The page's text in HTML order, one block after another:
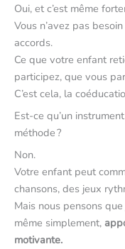
Oui, et c’est même
Vous n’avez pas
accords.
Ce que votre enfant
participez, que vous
C’est cela, la
Est-ce qu’un
méthode ?
Non.
Votre enfant peut
chansons, des jeux
Mais nous pensons que
même simplement,
motivante.